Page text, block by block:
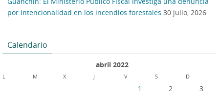
por intencionalidad en los incendios forestales 30 julio, 2026
Calendario
abril 2022
L M X J V S D
1 2
3